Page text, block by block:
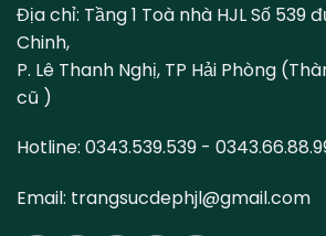
Địa chỉ: Tầng 1 Toà nhà HJL Số 539
Chinh,
P. Lê Thanh Nghị, TP Hải Phòng
cũ )
Hotline: 0343.539.539 -
Email: trangsucdephjl@gmail.com